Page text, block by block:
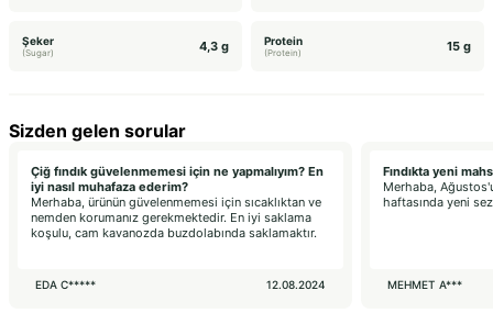
Şeker
(Sugar) 4,3 g Protein
(Protein) 15 g
Sizden gelen sorular
Çiğ fındık güvelenmemesi için ne yapmalıyım? En
iyi nasıl muhafaza ederim?
Merhaba, ürünün güvelenmemesi için sıcaklıktan ve
nemden korumanız gerekmektedir. En iyi saklama
koşulu, cam kavanozda buzdolabında saklamaktır.
EDA C***** 12.08.2024
Fındıkta yeni
Merhaba,
haftasında yeni
MEHMET A***